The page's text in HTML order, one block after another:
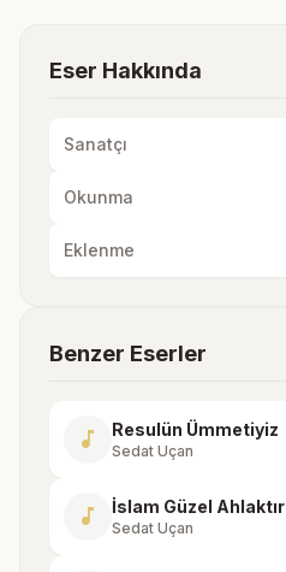
Eser Hakkında
Sanatçı
Okunma
Eklenme
Benzer Eserler
music_note Resulün Ümmetiyiz
Sedat Uçan
music_note İslam Güzel Ahlaktır
Sedat Uçan